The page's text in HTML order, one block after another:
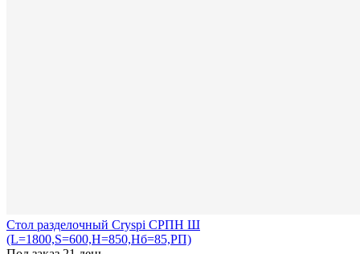
Стол разделочный Cryspi СРПН Ш
(L=1800,S=600,H=850,Hб=85,РП)